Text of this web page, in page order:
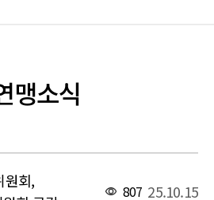
맹소식
원회,
807 25.10.15